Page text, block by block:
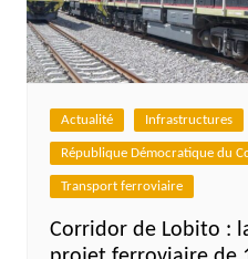
Actualité Infrastructures
République Démocratique du
Transport ferroviaire
Corridor de Lobito :